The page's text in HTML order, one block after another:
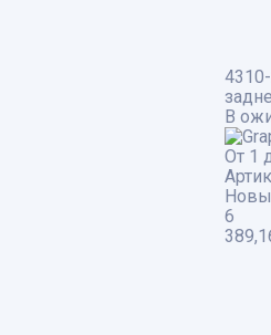
В
От 1
6